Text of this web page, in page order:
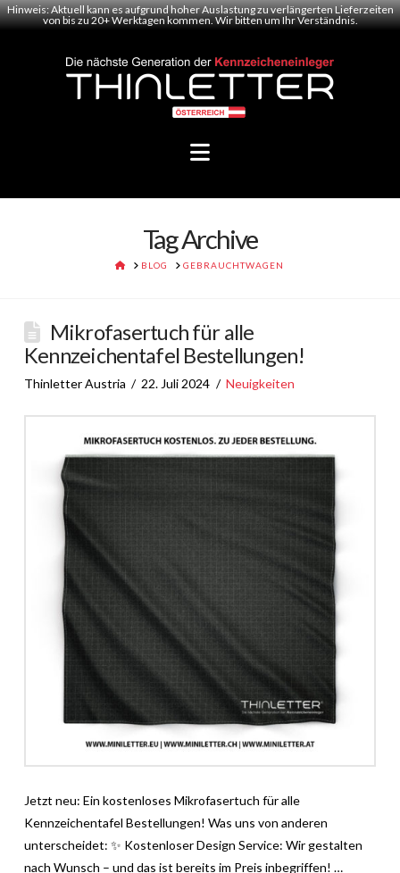
Hinweis: Aktuell kann es aufgrund hoher Auslastung zu verlängerten Lieferzeiten
von bis zu 20+ Werktagen kommen. Wir bitten um Ihr Verständnis.
Navigation
Tag Archive
HOME
BLOG GEBRAUCHTWAGEN
Mikrofasertuch für alle
Kennzeichentafel Bestellungen!
Thinletter Austria 22. Juli 2024 Neuigkeiten
Jetzt neu: Ein kostenloses Mikrofasertuch für alle
Kennzeichentafel Bestellungen! Was uns von anderen
unterscheidet: ✨ Kostenloser Design Service: Wir gestalten
nach Wunsch – und das ist bereits im Preis inbegriffen! …